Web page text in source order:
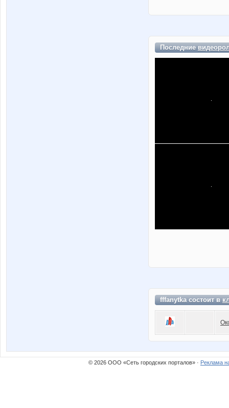
Последние
fffanytka состоит в
© 2026 ООО «Сеть городских порталов» · Реклама